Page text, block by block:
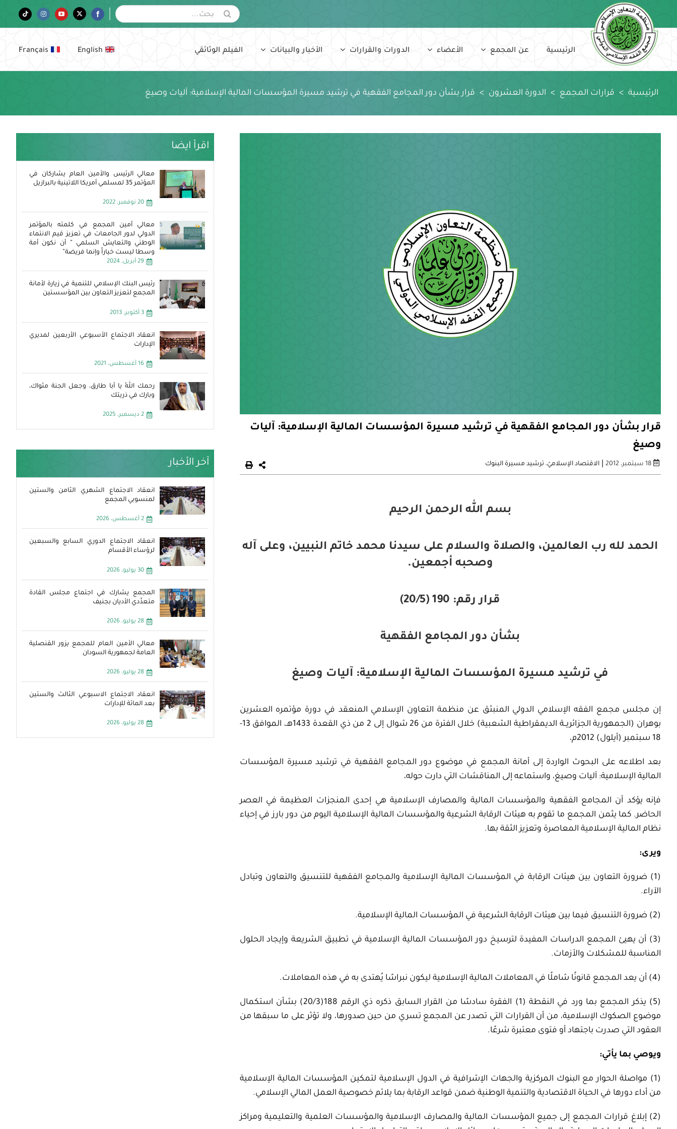
content
البحث
عن:
Facebook
Twitter
YouTube
Instagram
Tiktok
الرئيسية عن المجمع الأعضاء الدورات والقرارات الأخبار والبيانات الفيلم الوثائقي English
Français
الرئيسية > قرارات المجمع > الدورة العشرون > قرار بشأن دور المجامع الفقهية في ترشيد مسيرة المؤسسات المالية الإسلامية: آليات وصيغ
قرار بشأن دور المجامع الفقهية في ترشيد مسيرة المؤسسات المالية الإسلامية: آليات
وصيغ
18 سبتمبر، 2012 | الاقتصاد الإسلاميّ، ترشيد مسيرة البنوك
بسم الله الرحمن الرحيم
الحمد لله رب العالمين، والصلاة والسلام على سيدنا محمد خاتم النبيين، وعلى آله
وصحبه أجمعين.
قرار رقم: 190 (20/5)
بشأن دور المجامع الفقهية
في ترشيد مسيرة المؤسسات المالية الإسلامية: آليات وصيغ
إن مجلس مجمع الفقه الإسلامي الدولي المنبثق عن منظمة التعاون الإسلامي المنعقد في دورة مؤتمره العشرين
بوهران (الجمهورية الجزائريــة الديمقراطية الشعبية) خلال الفترة من 26 شوال إلى 2 من ذي القعدة 1433هـ، الموافق 13-
18 سبتمبر (أيلول) 2012م،
بعد اطلاعه على البحوث الواردة إلى أمانة المجمع في موضوع دور المجامع الفقهية في ترشيد مسيرة المؤسسات
المالية الإسلامية: آليات وصيغ، واستماعه إلى المناقشات التي دارت حوله،
فإنه يؤكد أن المجامع الفقهية والمؤسسات المالية والمصارف الإسلامية هي إحدى المنجزات العظيمة في العصر
الحاضر. كما يثمن المجمع ما تقوم به هيئات الرقابة الشرعية والمؤسسات المالية الإسلامية اليوم من دور بارز في إحياء
نظام المالية الإسلامية المعاصرة وتعزيز الثقة بها.
ويرى:
(1) ضرورة التعاون بين هيئات الرقابة في المؤسسات المالية الإسلامية والمجامع الفقهية للتنسيق والتعاون وتبادل
الآراء.
(2) ضرورة التنسيق فيما بين هيئات الرقابة الشرعية في المؤسسات المالية الإسلامية.
(3) أن يهيئ المجمع الدراسات المفيدة لترسيخ دور المؤسسات المالية الإسلامية في تطبيق الشريعة وإيجاد الحلول
المناسبة للمشكلات والأزمات.
(4) أن يعد المجمع قانونًا شاملًا في المعاملات المالية الإسلامية ليكون نبراسًا يُهتدى به في هذه المعاملات.
(5) يذكر المجمع بما ورد في النقطة (1) الفقرة سادسًا من القرار السابق ذكره ذي الرقم 188(20/3) بشأن استكمال
موضوع الصكوك الإسلامية، من أن القرارات التي تصدر عن المجمع تسري من حين صدورها، ولا تؤثر على ما سبقها من
العقود التي صدرت باجتهاد أو فتوى معتبرة شرعًا.
ويوصي بما يأتي:
(1) مواصلة الحوار مع البنوك المركزية والجهات الإشرافية في الدول الإسلامية لتمكين المؤسسات المالية الإسلامية
من أداء دورها في الحياة الاقتصادية والتنمية الوطنية ضمن قواعد الرقابة بما يلائم خصوصية العمل المالي الإسلامي.
(2) إبلاغ قرارات المجمع إلى جميع المؤسسات المالية والمصارف الإسلامية والمؤسسات العلمية والتعليمية ومراكز
اقرأ ايضا
معالي الرئيس والأمين العام يشاركان في
المؤتمر 35 لمسلمي أمريكا اللاتينية بالبرازيل
20 نوفمبر، 2022
معالي أمين المجمع في كلمته بالمؤتمر
الدولي لدور الجامعات في تعزيز قيم الانتماء
الوطني والتعايش السلمي ” أن نكون أمة
وسطا ليست خياراً وإنما فريضة”
29 أبريل، 2024
رئيس البنك الإسلامي للتنمية في زيارة لأمانة
المجمع لتعزيز التعاون بين المؤسستين
3 أكتوبر، 2013
انعقاد الاجتماع الأسبوعي الأربعين لمديري
الإدارات
16 أغسطس، 2021
رحمك اللهُ يا أبا طارق، وجعل الجنة مثواك،
وبارك في ذريتك
2 ديسمبر، 2025
آخر الأخبار
انعقاد الاجتماع الشهري الثامن والستين
لمنسوبي المجمع
2 أغسطس، 2026
انعقاد الاجتماع الدوري السابع والسبعين
لرؤساء الأقسام
30 يوليو، 2026
المجمع يشارك في اجتماع مجلس القادة
متعدِّدي الأديان بجنيف
28 يوليو، 2026
معالي الأمين العام للمجمع يزور القنصلية
العامة لجمهورية السودان
28 يوليو، 2026
انعقاد الاجتماع الاسبوعي الثالث والستين
بعد المائة للإدارات
28 يوليو، 2026